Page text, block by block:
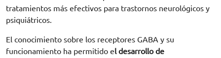
tratamientos más efectivos para trastornos neurológicos y
psiquiátricos.
El conocimiento sobre los receptores GABA y su
funcionamiento ha permitido el desarrollo de